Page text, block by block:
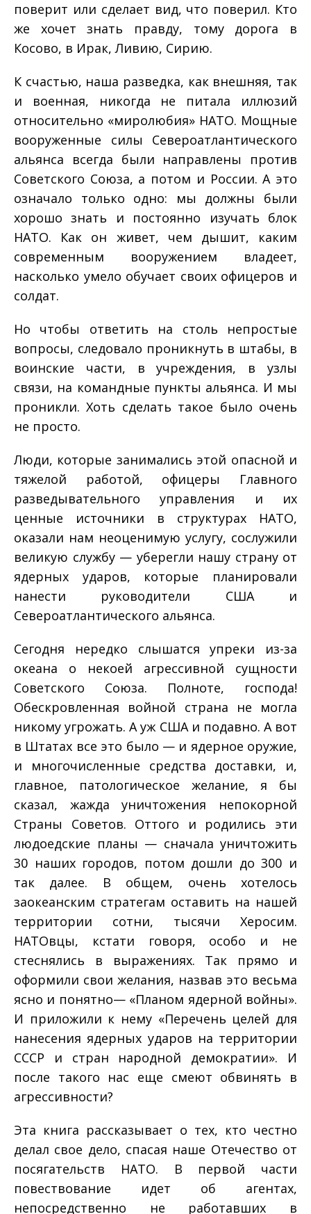
поверит или сделает вид, что поверил. Кто
же хочет знать правду, тому дорога в
Косово, в Ирак, Ливию, Сирию.
К счастью, наша разведка, как внешняя, так
и военная, ни­когда не питала иллюзий
относительно «миролюбия» НАТО. Мощные
вооруженные силы Североатлантического
альянса всегда были направлены против
Советского Союза, а потом и России. А это
означало только одно: мы должны были
хоро­шо знать и постоянно изучать блок
НАТО. Как он живет, чем дышит, каким
современным вооружением владеет,
насколько умело обучает своих офицеров и
солдат.
Но чтобы ответить на столь непростые
вопросы, следо­вало проникнуть в штабы, в
воинские части, в учреждения, в узлы
связи, на командные пункты альянса. И мы
проникли. Хоть сделать такое было очень
не просто.
Люди, которые занимались этой опасной и
тяжелой рабо­той, офицеры Главного
разведывательного управления и их
ценные источники в структурах НАТО,
оказали нам неоцени­мую услугу, сослужили
великую службу — уберегли нашу стра­ну от
ядерных ударов, которые планировали
нанести руково­дители США и
Североатлантического альянса.
Сегодня нередко слышатся упреки из-за
океана о неко­ей агрессивной сущности
Советского Союза. Полноте, госпо­да!
Обескровленная войной страна не могла
никому угрожать. А уж США и подавно. А вот
в Штатах все это было — и ядер­ное оружие,
и многочисленные средства доставки, и,
главное, патологическое желание, я бы
сказал, жажда уничтожения не­покорной
Страны Советов. Оттого и родились эти
людоедские планы — сначала уничтожить
30 наших городов, потом дошли до 300 и
так далее. В общем, очень хотелось
заокеанским стра­тегам оставить на нашей
территории сотни, тысячи Херосим.
НАТОвцы, кстати говоря, особо и не
стеснялись в выражениях. Так прямо и
оформили свои желания, назвав это весьма
ясно и понятно— «Планом ядерной войны».
И приложили к нему «Перечень целей для
нанесения ядерных ударов на террито­рии
СССР и стран народной демократии». И
после такого нас еще смеют обвинять в
агрессивности?
Эта книга рассказывает о тех, кто честно
делал свое дело, спасая наше Отечество от
посягательств НАТО. В первой части
повествование идет об агентах,
непосредственно не работав­ших в